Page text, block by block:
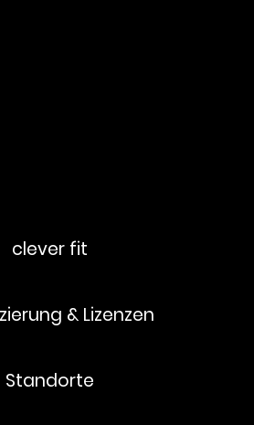
clever fit
& Lizenzen
Standorte